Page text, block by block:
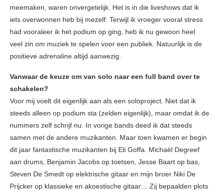
meemaken, waren onvergetelijk. Het is in die liveshows dat ik
iets overwonnen heb bij mezelf. Terwijl ik vroeger vooral stress
had vooraleer ik het podium op ging, heb ik nu gewoon heel
veel zin om muziek te spelen voor een publiek. Natuurlijk is de
positieve adrenaline altijd aanwezig.
Vanwaar de keuze om van solo naar een full band over te
schakelen?
Voor mij voelt dit eigenlijk aan als een soloproject. Niet dat ik
steeds alleen op podium sta (zelden eigenlijk), maar omdat ik de
nummers zelf schrijf nu. In vorige bands deed ik dat steeds
samen met de andere muzikanten. Maar toen kwamen er begin
dit jaar fantastische muzikanten bij Eli Goffa. Michaël Degreef
aan drums, Benjamin Jacobs op toetsen, Jesse Baart op bas,
Steven De Smedt op elektrische gitaar en mijn broer Niki De
Prijcker op klassieke en akoestische gitaar… Zij bepaalden plots